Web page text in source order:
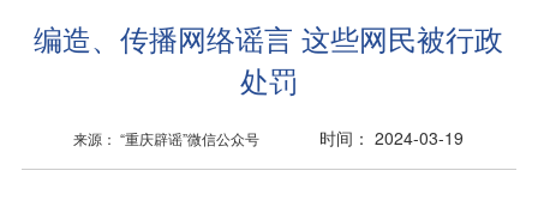
编造、传播网络谣言 这些网民被行政
处罚
来源： “重庆辟谣”微信公众号 时间： 2024-03-19